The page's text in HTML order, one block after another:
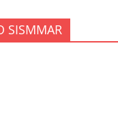
SISMMAR